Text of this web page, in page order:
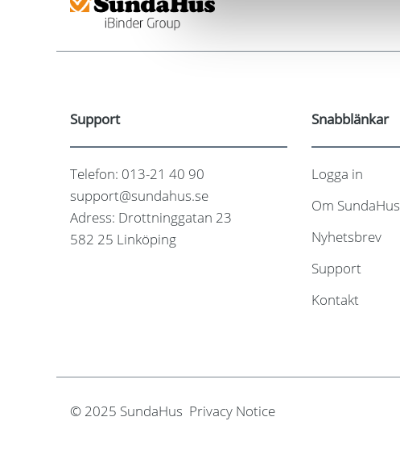
Support
Telefon: 013-21 40 90
support@sundahus.se
Adress: Drottninggatan 23
582 25 Linköping
Snabblänkar
Logga in
Om SundaHus
Nyhetsbrev
Support
Kontakt
© 2025 SundaHus Privacy Notice